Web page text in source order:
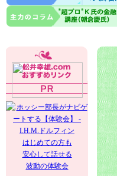
はじめての方も
安心して話せる
波動の体験会